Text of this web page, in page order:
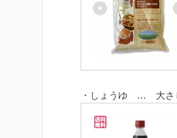
・しょうゆ … 大さ